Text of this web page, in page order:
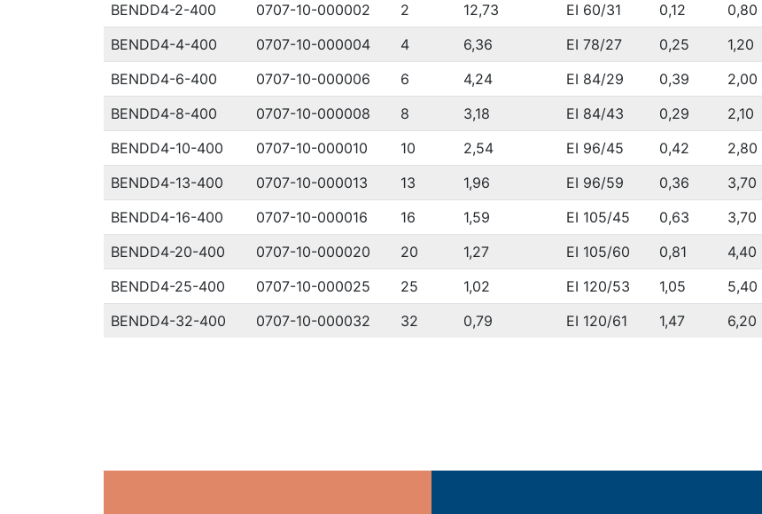
BENDD4-2-400
0707-10-000002 2 12,73 EI 60/31 0,12 0,80
BENDD4-4-400
0707-10-000004 4 6,36 EI 78/27 0,25 1,20
BENDD4-6-400
0707-10-000006 6 4,24 EI 84/29 0,39 2,00
BENDD4-8-400
0707-10-000008 8 3,18 EI 84/43 0,29 2,10
BENDD4-10-400
0707-10-000010 10 2,54 EI 96/45 0,42 2,80
BENDD4-13-400
0707-10-000013 13 1,96 EI 96/59 0,36 3,70
BENDD4-16-400
0707-10-000016 16 1,59 EI 105/45 0,63 3,70
BENDD4-20-400
0707-10-000020 20 1,27 EI 105/60 0,81 4,40
BENDD4-25-400
0707-10-000025 25 1,02 EI 120/53 1,05 5,40
BENDD4-32-400
0707-10-000032 32 0,79 EI 120/61 1,47 6,20